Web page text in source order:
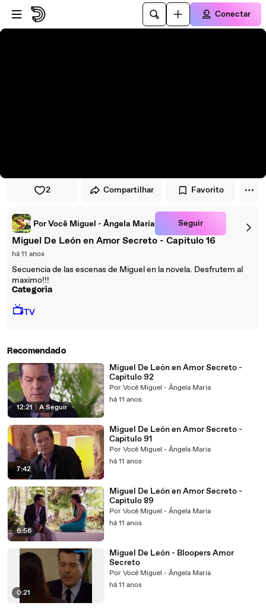
Pular para o player
Ir para o conteúdo principal
Conectar
2 Compartilhar Favorito
Por Você Miguel - Ângela Maria Seguir
Miguel De León en Amor Secreto - Capitulo 16
há 11 anos
Secuencia de las escenas de Miguel en la novela. Desfrutem al
maximo!!!
Categoria
📺TV
Recomendado
12:21 A Seguir
Miguel De León en Amor Secreto -
Capitulo 92
Por Você Miguel - Ângela Maria
há 11 anos
7:42
Miguel De León en Amor Secreto -
Capitulo 91
Por Você Miguel - Ângela Maria
há 11 anos
6:56
Miguel De León en Amor Secreto -
Capitulo 89
Por Você Miguel - Ângela Maria
há 11 anos
0:21
Miguel De León - Bloopers Amor
Secreto
Por Você Miguel - Ângela Maria
há 11 anos